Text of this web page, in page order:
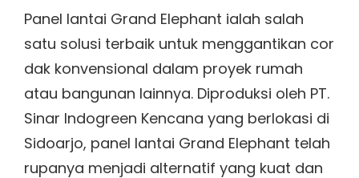
Panel lantai Grand Elephant ialah salah
satu solusi terbaik untuk menggantikan cor
dak konvensional dalam proyek rumah
atau bangunan lainnya. Diproduksi oleh PT.
Sinar Indogreen Kencana yang berlokasi di
Sidoarjo, panel lantai Grand Elephant telah
rupanya menjadi alternatif yang kuat dan